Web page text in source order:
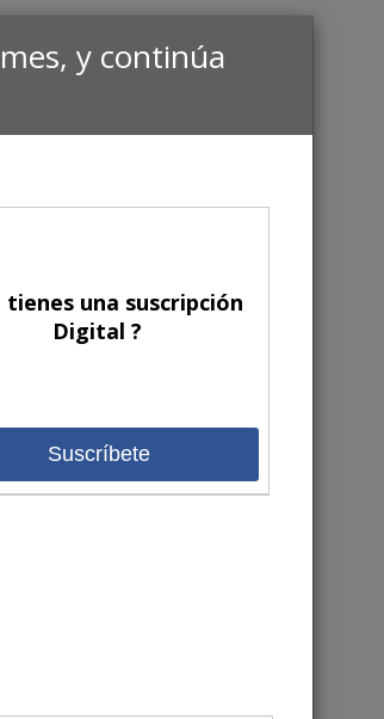
mes, y continúa
tienes una suscripción
Digital ?
Suscríbete